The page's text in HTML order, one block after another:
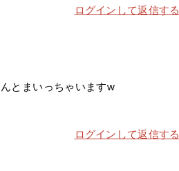
ログインして返信する
とまいっちゃいますw
ログインして返信する